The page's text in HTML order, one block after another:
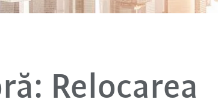
Relocarea